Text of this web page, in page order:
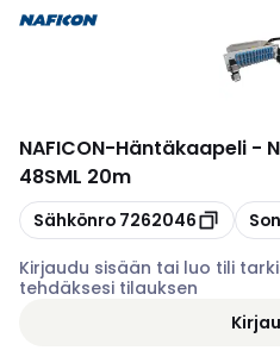
NAFICON-Häntäkaapeli -
48SML 20m
Kopioi
Sähkönro 7262046
Kirjaudu sisään tai luo tili
tehdäksesi tilauksen